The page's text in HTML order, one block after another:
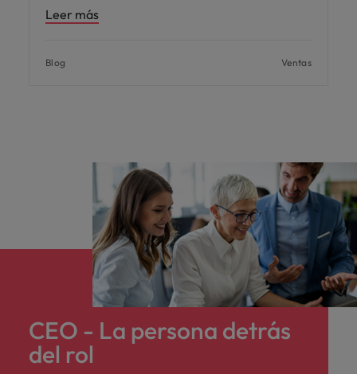
Leer más
Blog Ventas
CEO - La persona detrás
del rol